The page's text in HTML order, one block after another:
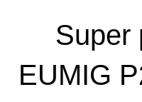
Super
EUMIG